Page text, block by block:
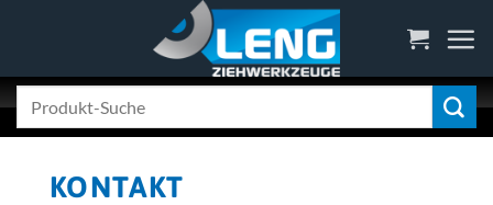
content
KONTAKT